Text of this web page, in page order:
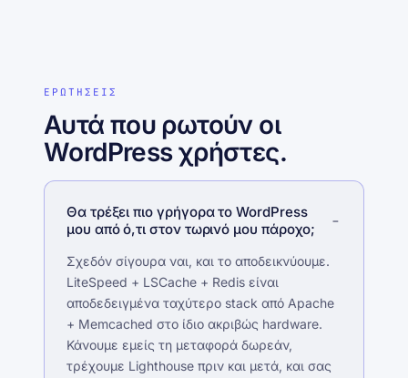
ΕΡΩΤΗΣΕΙΣ
Αυτά που ρωτούν οι
WordPress χρήστες.
Θα τρέξει πιο γρήγορα το WordPress
μου από ό,τι στον τωρινό μου πάροχο;
Σχεδόν σίγουρα ναι, και το αποδεικνύουμε.
LiteSpeed + LSCache + Redis είναι
αποδεδειγμένα ταχύτερο stack από Apache
+ Memcached στο ίδιο ακριβώς hardware.
Κάνουμε εμείς τη μεταφορά δωρεάν,
τρέχουμε Lighthouse πριν και μετά, και σας